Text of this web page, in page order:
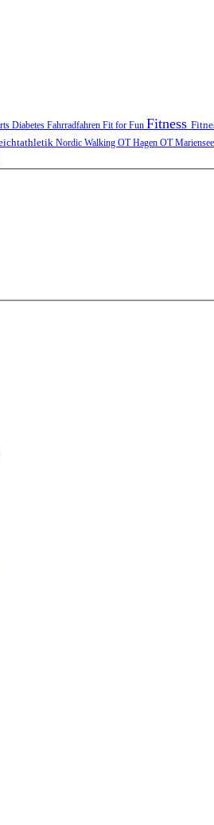
Diabetes Fahrradfahren Fit for Fun Fitness
Nordic Walking OT Hagen OT Mariensee